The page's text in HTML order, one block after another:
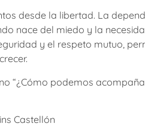
desde la libertad. La
nace del miedo y la
y el respeto mutuo,
“¿Cómo podemos
Castellón